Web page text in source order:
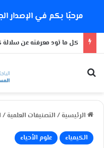
مرحبًا بكم في الإصدار
كل ما تود معرفته عن سلالة
الرئيسية / التصنيفات العلمية /
الكيمياء علوم الأحياء